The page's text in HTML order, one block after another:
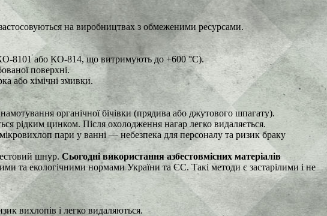
застосовуються на виробництвах з обмеженими ресурсами.
КО-8101 або КО-814, що витримують до +600 °C).
поверхні.
або хімічні змивки.
органічної бічівки (прядива або джутового шпагату).
рідким цинком. Після охолодження нагар легко видаляється.
пари у ванні — небезпека для персоналу та ризик браку
шнур.Сьогодні використання азбестовмісних матеріалів
та екологічними нормами України та ЄС. Такі методи є застарілими і не
вихлопів і легко видаляються.